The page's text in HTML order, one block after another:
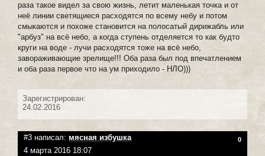
раза такое видел за свою жизнь, летит маленькая точка и от
неё линии светящиеся расходятся по всему небу и потом
смыкаются и похоже становится на полосатый дирижабль или
"арбуз" на всё небо, а когда ступень отделяется то как будто
круги на воде - лучи расходятся тоже на всё небо,
завораживающие зрелище!!! Оба раза был под впечатлением
и оба раза первое что на ум приходило - НЛО)))
Зарегистрирован:
24.02.2016
#3 написал: мясная избушка 0
4 марта 2016 18:07